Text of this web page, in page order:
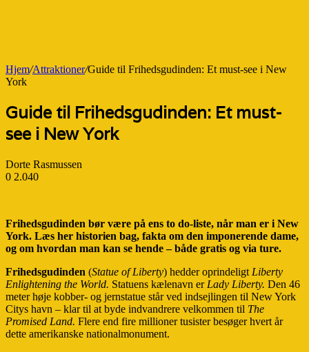
Hjem/Attraktioner/Guide til Frihedsgudinden: Et must-see i New
York
Guide til Frihedsgudinden: Et must-
see i New York
Dorte Rasmussen
0 2.040
Frihedsgudinden bør være på ens to do-liste, når man er i New
York. Læs her historien bag, fakta om den imponerende dame,
og om hvordan man kan se hende – både gratis og via ture.
Frihedsgudinden (Statue of Liberty) hedder oprindeligt Liberty
Enlightening the World. Statuens kælenavn er Lady Liberty. Den 46
meter høje kobber- og jernstatue står ved indsejlingen til New York
Citys havn – klar til at byde indvandrere velkommen til The
Promised Land. Flere end fire millioner tusister besøger hvert år
dette amerikanske nationalmonument.